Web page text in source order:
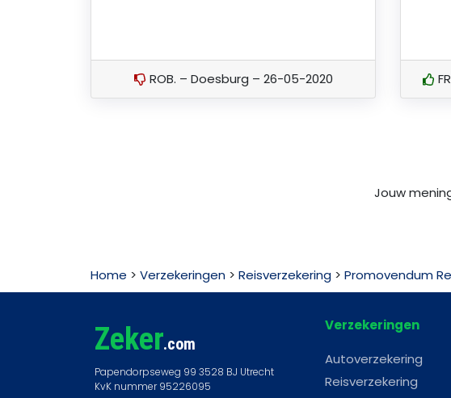
ROB. – Doesburg – 26-05-2020
Jouw
Home > Verzekeringen > Reisverzekering > Promovendum
Zeker.com
Verzekeringen
Autoverzekering
Reisverzekering